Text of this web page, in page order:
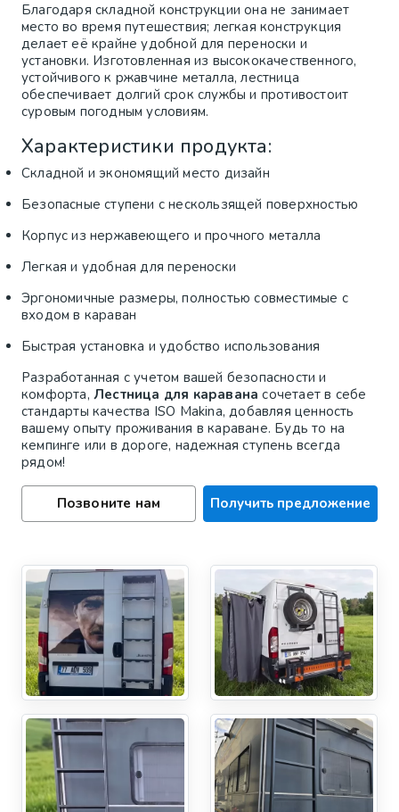
Благодаря складной конструкции она не занимает
место во время путешествия; легкая конструкция
делает её крайне удобной для переноски и
установки. Изготовленная из высококачественного,
устойчивого к ржавчине металла, лестница
обеспечивает долгий срок службы и противостоит
суровым погодным условиям.
Характеристики продукта:
Складной и экономящий место дизайн
Безопасные ступени с нескользящей поверхностью
Корпус из нержавеющего и прочного металла
Легкая и удобная для переноски
Эргономичные размеры, полностью совместимые с
входом в караван
Быстрая установка и удобство использования
Разработанная с учетом вашей безопасности и
комфорта, Лестница для каравана сочетает в себе
стандарты качества ISO Makina, добавляя ценность
вашему опыту проживания в караване. Будь то на
кемпинге или в дороге, надежная ступень всегда
рядом!
Позвоните нам Получить предложение